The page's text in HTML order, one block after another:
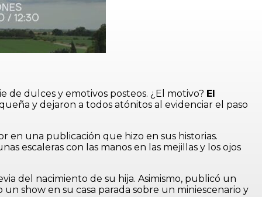
de dulces y emotivos posteos. ¿El motivo? El
y dejaron a todos atónitos al evidenciar el paso
en una publicación que hizo en sus historias.
escaleras con las manos en las mejillas y los ojos
del nacimiento de su hija. Asimismo, publicó un
show en su casa parada sobre un miniescenario y